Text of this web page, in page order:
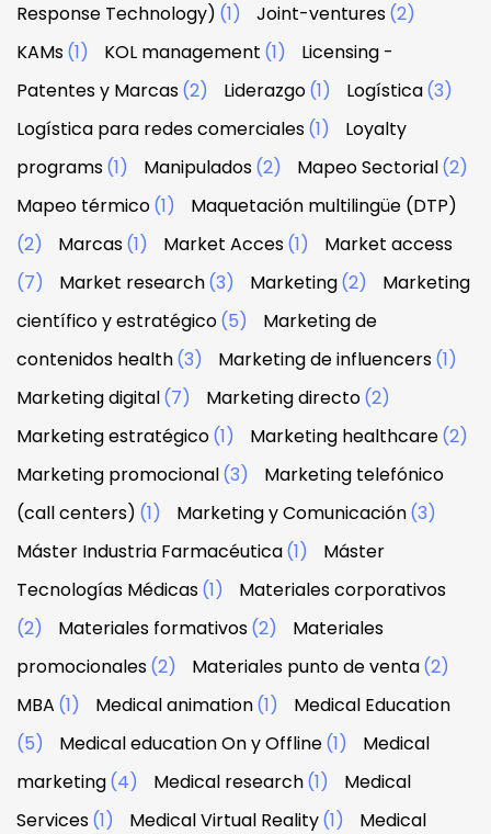
Response Technology) (1) Joint-ventures(2)
KAMs(1) KOL management (1)
Licensing -
Patentes y Marcas(2) Liderazgo(1) Logística(3)
Logística para redes comerciales(1)
Loyalty
programs(1) Manipulados(2) Mapeo Sectorial(2)
Mapeo térmico(1)
Maquetación multilingüe (DTP)
(2)
Marcas(1) Market Acces(1)
Market access
(7)
Market research(3) Marketing(2)
Marketing
científico y estratégico(5)
Marketing de
contenidos health(3) Marketing de influencers(1)
Marketing digital(7) Marketing directo(2)
Marketing estratégico(1) Marketing healthcare(2)
Marketing promocional(3)
Marketing telefónico
(call centers) (1) Marketing y Comunicación(3)
Máster Industria Farmacéutica(1)
Máster
Tecnologías Médicas(1)
Materiales corporativos
(2)
Materiales formativos(2)
Materiales
promocionales(2) Materiales punto de venta(2)
MBA (1) Medical animation(1)
Medical Education
(5)
Medical education On y Offline(1)
Medical
marketing(4) Medical research(1)
Medical
Services(1) Medical Virtual Reality(1)
Medical